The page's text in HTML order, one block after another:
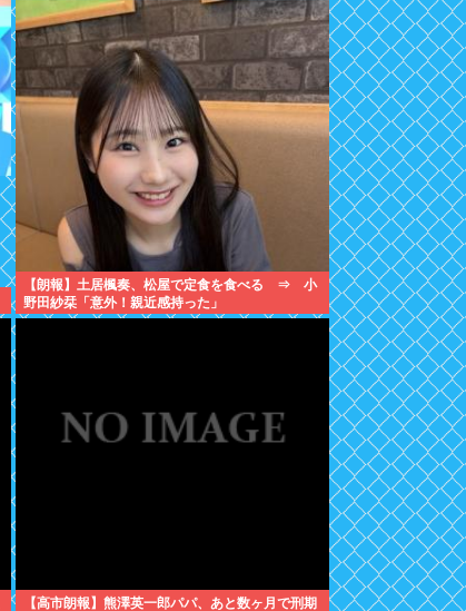
【朗報】土居楓奏、松屋で定食を食べる ⇒ 小
野田紗栞「意外！親近感持った」
【高市朗報】熊澤英一郎パパ、あと数ヶ月で刑期